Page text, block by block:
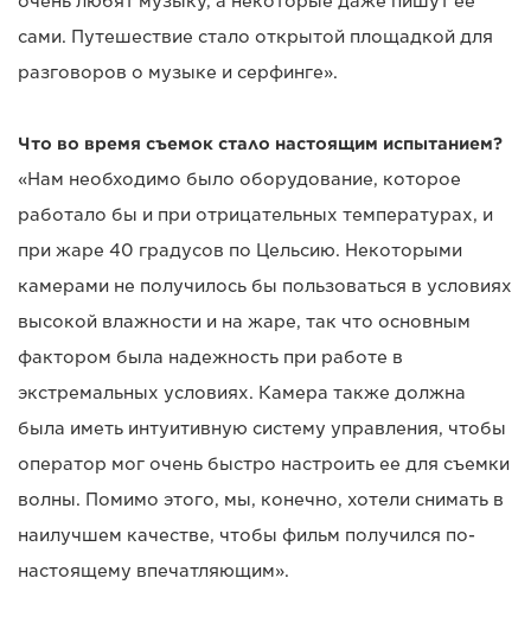
сами. Путешествие стало открытой площадкой для
разговоров о музыке и серфинге».
Что во время съемок стало настоящим испытанием?
«Нам необходимо было оборудование, которое
работало бы и при отрицательных температурах, и
при жаре 40 градусов по Цельсию. Некоторыми
камерами не получилось бы пользоваться в условиях
высокой влажности и на жаре, так что основным
фактором была надежность при работе в
экстремальных условиях. Камера также должна
была иметь интуитивную систему управления, чтобы
оператор мог очень быстро настроить ее для съемки
волны. Помимо этого, мы, конечно, хотели снимать в
наилучшем качестве, чтобы фильм получился по-
настоящему впечатляющим».